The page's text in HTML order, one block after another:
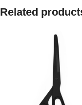
Related